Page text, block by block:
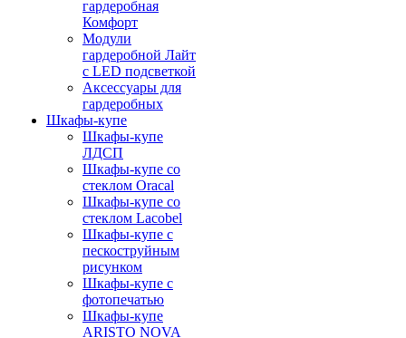
гардеробная
Комфорт
Модули
гардеробной Лайт
с LED подсветкой
Аксессуары для
гардеробных
Шкафы-купе
Шкафы-купе
ЛДСП
Шкафы-купе со
стеклом Oracal
Шкафы-купе со
стеклом Lacobel
Шкафы-купе с
пескоструйным
рисунком
Шкафы-купе с
фотопечатью
Шкафы-купе
ARISTO NOVA